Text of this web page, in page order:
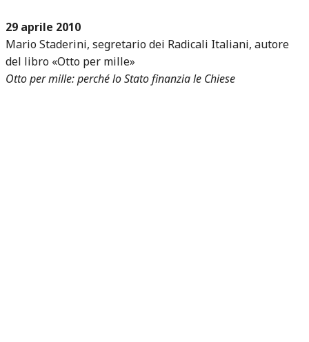
29 aprile 2010
Mario Staderini, segretario dei Radicali Italiani, autore
del libro «Otto per mille»
Otto per mille: perché lo Stato finanzia le Chiese